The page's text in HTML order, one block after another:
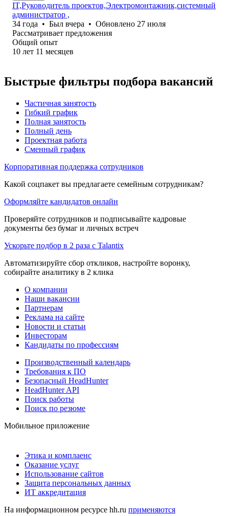
IT,Руководитель проектов,Электромонтажник,системный
администратор ,
34 года • Был вчера • Обновлено 27 июля
Рассматривает предложения
Общий опыт
10 лет 11 месяцев
Быстрые фильтры подбора вакансий
Частичная занятость
Гибкий график
Полная занятость
Полный день
Проектная работа
Сменный график
Корпоративная поддержка сотрудников
Какой соцпакет вы предлагаете семейным сотрудникам?
Оформляйте кандидатов онлайн
Проверяйте сотрудников и подписывайте кадровые
документы без бумаг и личных встреч
Ускорьте подбор в 2 раза с Talantix
Автоматизируйте сбор откликов, настройте воронку,
собирайте аналитику в 2 клика
О компании
Наши вакансии
Партнерам
Реклама на сайте
Новости и статьи
Инвесторам
Кандидаты по профессиям
Производственный календарь
Требования к ПО
Безопасный HeadHunter
HeadHunter API
Поиск работы
Поиск по резюме
Мобильное приложение
Этика и комплаенс
Оказание услуг
Использование сайтов
Защита персональных данных
ИТ аккредитация
На информационном ресурсе hh.ru применяются